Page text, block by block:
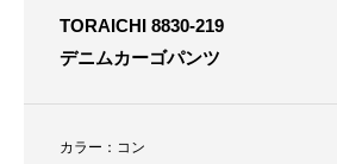
TORAICHI 8830-219
デニムカーゴパンツ
カラー：コン